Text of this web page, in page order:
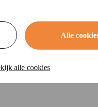
Alle
alle cookies